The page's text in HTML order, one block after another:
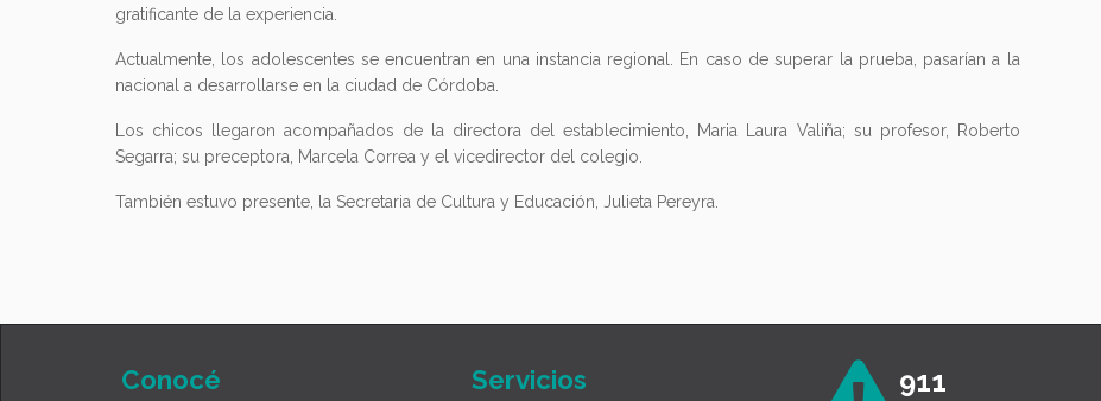
gratificante de la experiencia.
Actualmente, los adolescentes se encuentran en una instancia regional. En caso de superar la prueba, pasarían a la
nacional a desarrollarse en la ciudad de Córdoba.
Los chicos llegaron acompañados de la directora del establecimiento, Maria Laura Valiña; su profesor, Roberto
Segarra; su preceptora, Marcela Correa y el vicedirector del colegio.
También estuvo presente, la Secretaria de Cultura y Educación, Julieta Pereyra.
Conocé Servicios 911